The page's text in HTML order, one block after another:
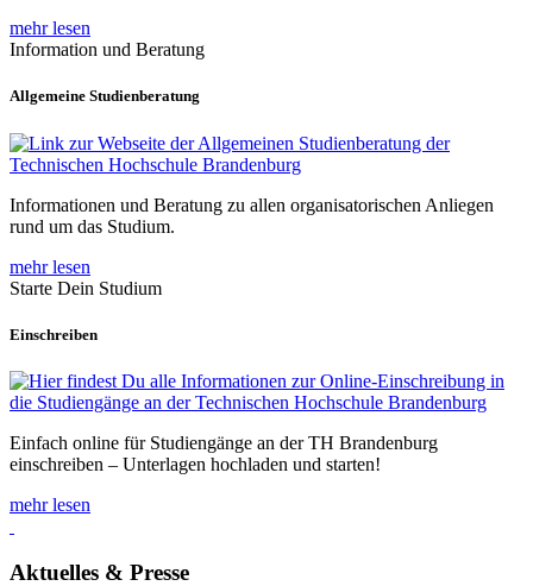
mehr lesen
Information und Beratung
Allgemeine Studienberatung
Informationen und Beratung zu allen organisatorischen Anliegen
rund um das Studium.
mehr lesen
Starte Dein Studium
Einschreiben
Einfach online für Studiengänge an der TH Brandenburg
einschreiben – Unterlagen hochladen und starten!
mehr lesen
Aktuelles & Presse